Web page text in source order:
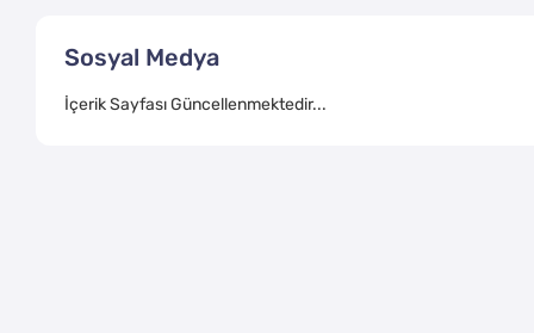
Sosyal Medya
İçerik Sayfası Güncellenmektedir...